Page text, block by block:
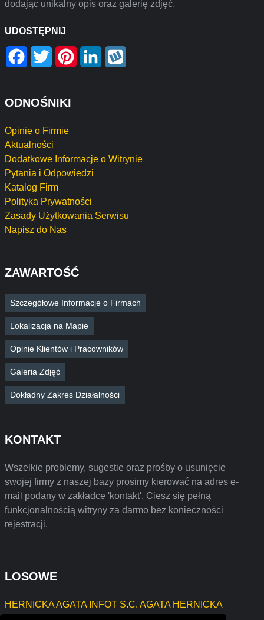
dodając unikalny opis oraz galerię zdjęć.
UDOSTĘPNIJ
Facebook
Twitter PinterestLinkedIn
ODNOŚNIKI
Opinie o Firmie
Aktualności
Dodatkowe Informacje o Witrynie
Pytania i Odpowiedzi
Katalog Firm
Polityka Prywatności
Zasady Użytkowania Serwisu
Napisz do Nas
ZAWARTOŚĆ
Szczegółowe Informacje o Firmach
Lokalizacja na Mapie
Opinie Klientów i Pracowników
Galeria Zdjęć
Dokładny Zakres Działalności
KONTAKT
Wszelkie problemy, sugestie oraz prośby o usunięcie
swojej firmy z naszej bazy prosimy kierować na adres e-
mail podany w zakładce 'kontakt'. Ciesz się pełną
funkcjonalnością witryny za darmo bez konieczności
rejestracji.
LOSOWE
HERNICKA AGATA INFOT S.C. AGATA HERNICKA